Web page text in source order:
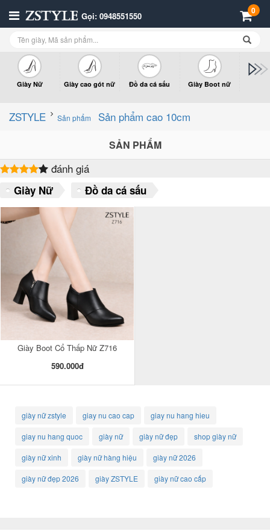
Gọi: 0948551550 0
Giày Nữ Giày cao gót nữ Đồ da cá sấu Giày Boot nữ
ZSTYLE Sản phẩm Sản phẩm cao 10cm
SẢN PHẨM
đánh giá
Giày Nữ Đồ da cá sấu
Giày Boot Cổ Thấp Nữ Z716
590.000đ
giày nữ zstyle giay nu cao cap giay nu hang hieu
giay nu hang quoc giày nữ giày nữ đẹp shop giày nữ
giày nữ xinh giày nữ hàng hiệu giày nữ 2026
giày nữ đẹp 2026 giày ZSTYLE giày nữ cao cấp